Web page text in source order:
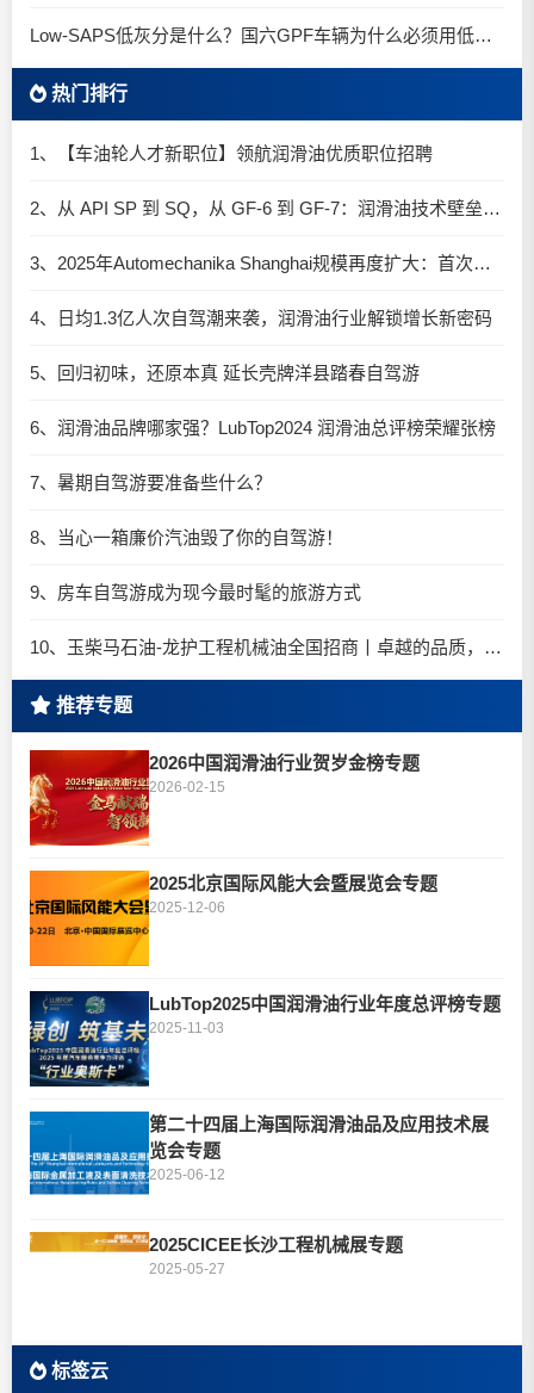
Low-SAPS低灰分是什么？国六GPF车辆为什么必须用低灰油
热门排行
1、【车油轮人才新职位】领航润滑油优质职位招聘
2、从 API SP 到 SQ，从 GF-6 到 GF-7：润滑油技术壁垒再升高，你准备好了吗？
3、2025年Automechanika Shanghai规模再度扩大：首次启用国家会展中心（上海）全部15个展馆
4、日均1.3亿人次自驾潮来袭，润滑油行业解锁增长新密码​
5、回归初味，还原本真 延长壳牌洋县踏春自驾游
6、润滑油品牌哪家强？LubTop2024 润滑油总评榜荣耀张榜
7、暑期自驾游要准备些什么？
8、当心一箱廉价汽油毁了你的自驾游！
9、房车自驾游成为现今最时髦的旅游方式
10、玉柴马石油-龙护工程机械油全国招商丨卓越的品质，专业的品牌！
推荐专题
2026中国润滑油行业贺岁金榜专题
2026-02-15
2025北京国际风能大会暨展览会专题
2025-12-06
LubTop2025中国润滑油行业年度总评榜专题
2025-11-03
第二十四届上海国际润滑油品及应用技术展
览会专题
2025-06-12
2025CICEE长沙工程机械展专题
2025-05-27
标签云